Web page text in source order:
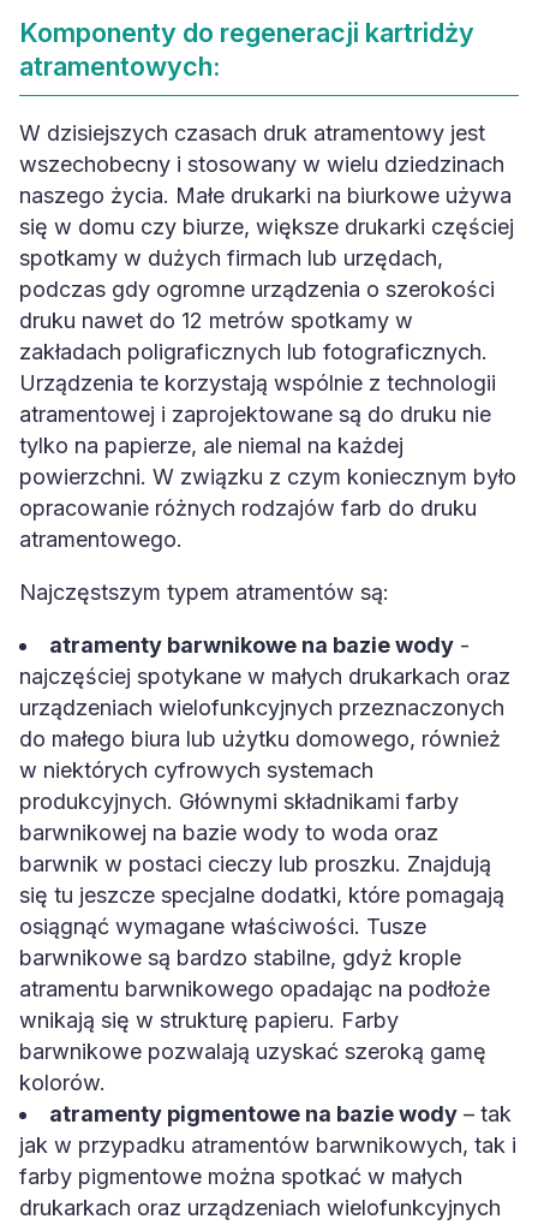
Komponenty do regeneracji kartridży
atramentowych:
W dzisiejszych czasach druk atramentowy jest
wszechobecny i stosowany w wielu dziedzinach
naszego życia. Małe drukarki na biurkowe używa
się w domu czy biurze, większe drukarki częściej
spotkamy w dużych firmach lub urzędach,
podczas gdy ogromne urządzenia o szerokości
druku nawet do 12 metrów spotkamy w
zakładach poligraficznych lub fotograficznych.
Urządzenia te korzystają wspólnie z technologii
atramentowej i zaprojektowane są do druku nie
tylko na papierze, ale niemal na każdej
powierzchni. W związku z czym koniecznym było
opracowanie różnych rodzajów farb do druku
atramentowego.
Najczęstszym typem atramentów są:
atramenty barwnikowe na bazie wody -
najczęściej spotykane w małych drukarkach oraz
urządzeniach wielofunkcyjnych przeznaczonych
do małego biura lub użytku domowego, również
w niektórych cyfrowych systemach
produkcyjnych. Głównymi składnikami farby
barwnikowej na bazie wody to woda oraz
barwnik w postaci cieczy lub proszku. Znajdują
się tu jeszcze specjalne dodatki, które pomagają
osiągnąć wymagane właściwości. Tusze
barwnikowe są bardzo stabilne, gdyż krople
atramentu barwnikowego opadając na podłoże
wnikają się w strukturę papieru. Farby
barwnikowe pozwalają uzyskać szeroką gamę
kolorów.
atramenty pigmentowe na bazie wody – tak
jak w przypadku atramentów barwnikowych, tak i
farby pigmentowe można spotkać w małych
drukarkach oraz urządzeniach wielofunkcyjnych